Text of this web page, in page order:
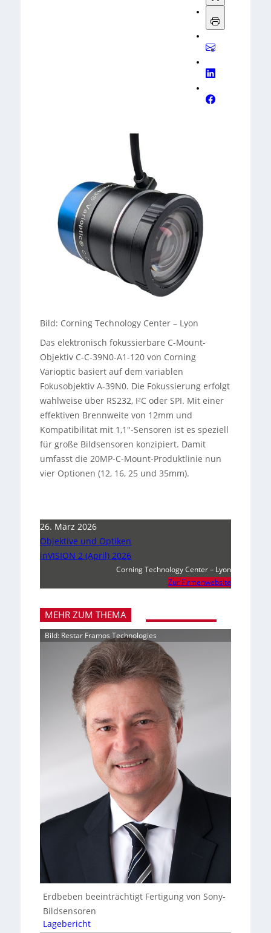
Bild: Corning Technology Center – Lyon
Das elektronisch fokussierbare C-Mount-
Objektiv C-C-39N0-A1-120 von Corning
Varioptic basiert auf dem variablen
Fokusobjektiv A-39N0. Die Fokussierung erfolgt
wahlweise über RS232, I²C oder SPI. Mit einer
effektiven Brennweite von 12mm und
Kompatibilität mit 1,1″-Sensoren ist es speziell
für große Bildsensoren konzipiert. Damit
umfasst die 20MP-C-Mount-Produktlinie nun
vier Optionen (12, 16, 25 und 35mm).
26. März 2026
Objektive und Optiken
inVISION 2 (April) 2026
Corning Technology Center – Lyon
Zur Firmenwebsite
MEHR ZUM THEMA
Bild: Restar Framos Technologies
Erdbeben beeinträchtigt Fertigung von Sony-
Bildsensoren
Lagebericht